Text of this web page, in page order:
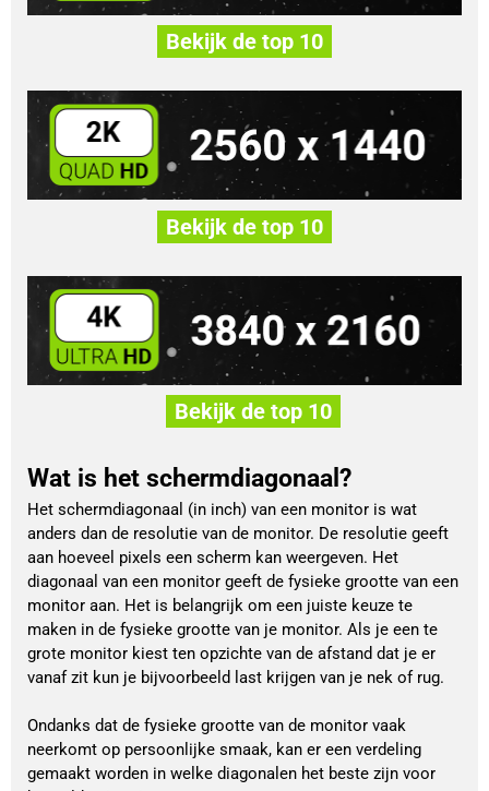
Bekijk de top 10
Bekijk de top 10
Bekijk de top 10
Wat is het schermdiagonaal?
Het schermdiagonaal (in inch) van een monitor is wat
anders dan de resolutie van de monitor. De resolutie geeft
aan hoeveel pixels een scherm kan weergeven. Het
diagonaal van een monitor geeft de fysieke grootte van een
monitor aan. Het is belangrijk om een juiste keuze te
maken in de fysieke grootte van je monitor. Als je een te
grote monitor kiest ten opzichte van de afstand dat je er
vanaf zit kun je bijvoorbeeld last krijgen van je nek of rug.
Ondanks dat de fysieke grootte van de monitor vaak
neerkomt op persoonlijke smaak, kan er een verdeling
gemaakt worden in welke diagonalen het beste zijn voor